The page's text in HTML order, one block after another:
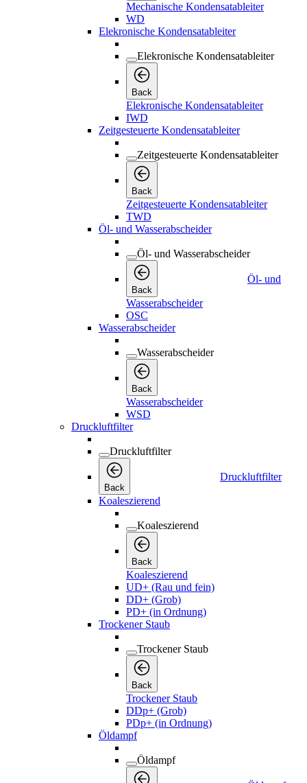
Mechanische Kondensatableiter
WD
Elekronische Kondensatableiter
Elekronische Kondensatableiter
Back
Elekronische Kondensatableiter
IWD
Zeitgesteuerte Kondensatableiter
Zeitgesteuerte Kondensatableiter
Back
Zeitgesteuerte Kondensatableiter
TWD
Öl- und Wasserabscheider
Öl- und Wasserabscheider
Back
Öl- und
Wasserabscheider
OSC
Wasserabscheider
Wasserabscheider
Back
Wasserabscheider
WSD
Druckluftfilter
Druckluftfilter
Back
Druckluftfilter
Koaleszierend
Koaleszierend
Back
Koaleszierend
UD+ (Rau und fein)
DD+ (Grob)
PD+ (in Ordnung)
Trockener Staub
Trockener Staub
Back
Trockener Staub
DDp+ (Grob)
PDp+ (in Ordnung)
Öldampf
Öldampf